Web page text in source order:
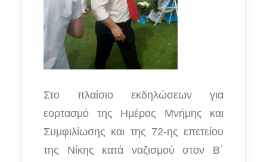
Στο πλαίσιο εκδηλώσεων για
εορτασμό της Ημέρας Μνήμης και
Συμφιλίωσης και της 72-ης επετείου
της Νίκης κατά ναζισμού στον Β΄